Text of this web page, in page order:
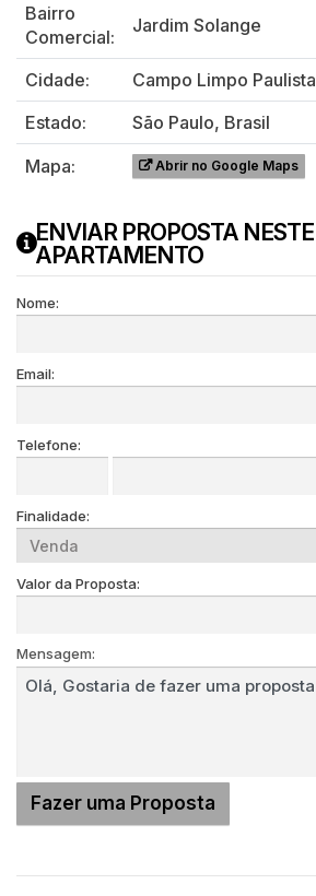
Bairro
Comercial:
Jardim Solange
Cidade:
Campo Limpo Paulista
Estado:
São Paulo, Brasil
Mapa:
Abrir no Google Maps
ENVIAR PROPOSTA NESTE
APARTAMENTO
Nome:
Email:
Telefone:
Finalidade:
Valor da Proposta:
Mensagem: